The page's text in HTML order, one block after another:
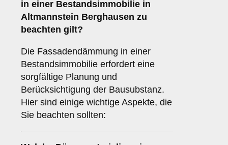
in einer Bestandsimmobilie in
Altmannstein Berghausen zu
beachten gilt?
Die Fassadendämmung in einer
Bestandsimmobilie erfordert eine
sorgfältige Planung und
Berücksichtigung der Bausubstanz.
Hier sind einige wichtige Aspekte, die
Sie beachten sollten: